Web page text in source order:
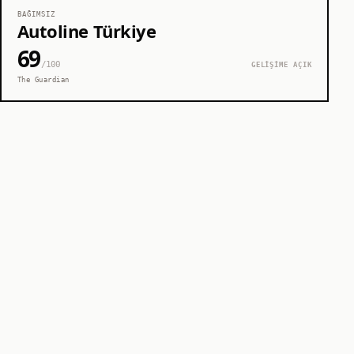
BAĞIMSIZ
Autoline Türkiye
69/100
GELİŞİME AÇIK
The Guardian